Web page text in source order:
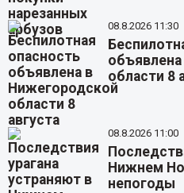
08.8.2026 11:30
области 8
08.8.2026 11:00
Нижнем
непогоды